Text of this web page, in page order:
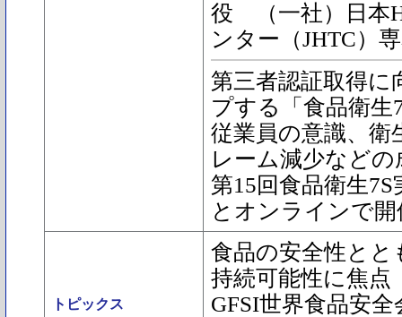
役 （一社）日本
ンター（JHTC
第三者認証取得
プする「食品衛生
従業員の意識、衛
レーム減少などの
第15回食品衛生
とオンラインで開
トピックス
食品の安全性とと
持続可能性に焦点
GFSI世界食品安